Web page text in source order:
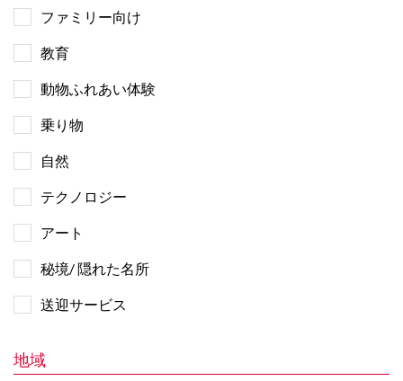
ファミリー向け
教育
動物ふれあい体験
乗り物
自然
テクノロジー
アート
秘境/ 隠れた名所
送迎サービス
地域